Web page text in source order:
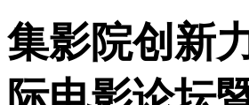
集影院创新